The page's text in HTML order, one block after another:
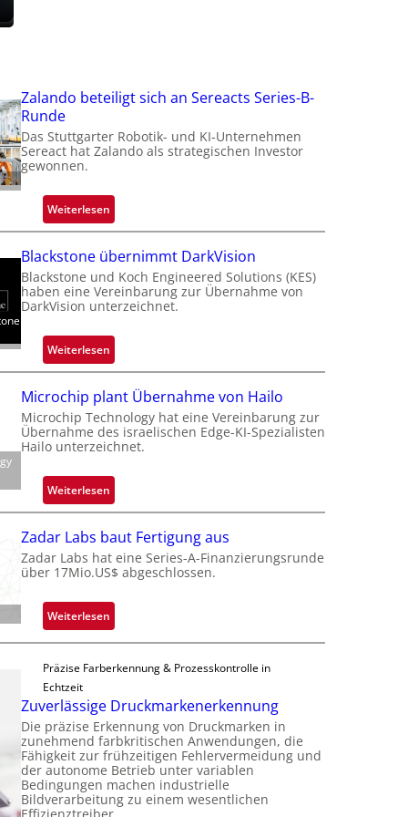
Zalando beteiligt sich an Sereacts Series-B-
Runde
Das Stuttgarter Robotik- und KI-Unternehmen
Sereact hat Zalando als strategischen Investor
gewonnen.
Weiterlesen:
Z
a
l
a
n
o
b
t
e
i
i
g
t
s
i
c
n
S
e
e
a
c
t
s
S
Blackstone übernimmt DarkVision
Blackstone und Koch Engineered Solutions (KES)
haben eine Vereinbarung zur Übernahme von
DarkVision unterzeichnet.
Weiterlesen:
B
a
c
k
o
e
ü
b
r
m
t
D
a
r
k
V
Microchip plant Übernahme von Hailo
Microchip Technology hat eine Vereinbarung zur
Übernahme des israelischen Edge-KI-Spezialisten
Hailo unterzeichnet.
Weiterlesen:
M
c
r
c
h
i
l
n
t
Ü
b
Zadar Labs baut Fertigung aus
Zadar Labs hat eine Series-A-Finanzierungsrunde
über 17Mio.US$ abgeschlossen.
Weiterlesen:
Z
d
r
L
a
b
s
b
Präzise Farberkennung & Prozesskontrolle in
Echtzeit
Zuverlässige Druckmarkenerkennung
Die präzise Erkennung von Druckmarken in
zunehmend farbkritischen Anwendungen, die
Fähigkeit zur frühzeitigen Fehlervermeidung und
der autonome Betrieb unter variablen
Bedingungen machen industrielle
Bildverarbeitung zu einem wesentlichen